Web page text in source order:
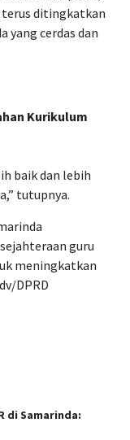
terus ditingkatkan
yang cerdas dan
Kurikulum
baik dan lebih
tutupnya.
guru
meningkatkan
DPRD
di Samarinda: